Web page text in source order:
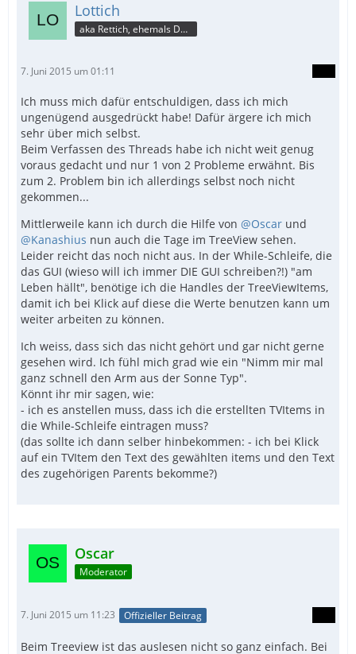
Lottich
aka Rettich, ehemals DAU
7. Juni 2015 um 01:11
Ich muss mich dafür entschuldigen, dass ich mich
ungenügend ausgedrückt habe! Dafür ärgere ich mich
sehr über mich selbst.
Beim Verfassen des Threads habe ich nicht weit genug
voraus gedacht und nur 1 von 2 Probleme erwähnt. Bis
zum 2. Problem bin ich allerdings selbst noch nicht
gekommen...
Mittlerweile kann ich durch die Hilfe von @Oscar und
@Kanashius nun auch die Tage im TreeView sehen.
Leider reicht das noch nicht aus. In der While-Schleife, die
das GUI (wieso will ich immer DIE GUI schreiben?!) "am
Leben hällt", benötige ich die Handles der TreeViewItems,
damit ich bei Klick auf diese die Werte benutzen kann um
weiter arbeiten zu können.
Ich weiss, dass sich das nicht gehört und gar nicht gerne
gesehen wird. Ich fühl mich grad wie ein "Nimm mir mal
ganz schnell den Arm aus der Sonne Typ".
Könnt ihr mir sagen, wie:
- ich es anstellen muss, dass ich die erstellten TVItems in
die While-Schleife eintragen muss?
(das sollte ich dann selber hinbekommen: - ich bei Klick
auf ein TVItem den Text des gewählten items und den Text
des zugehörigen Parents bekomme?)
Oscar
Moderator
7. Juni 2015 um 11:23 Offizieller Beitrag
Beim Treeview ist das auslesen nicht so ganz einfach. Bei